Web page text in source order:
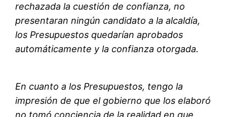
rechazada la cuestión de confianza, no
presentaran ningún candidato a la alcaldía,
los Presupuestos quedarían aprobados
automáticamente y la confianza otorgada.
En cuanto a los Presupuestos, tengo la
impresión de que el gobierno que los elaboró
no tomó conciencia de la realidad en que